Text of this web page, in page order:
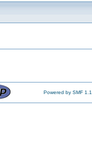
Powered by SMF